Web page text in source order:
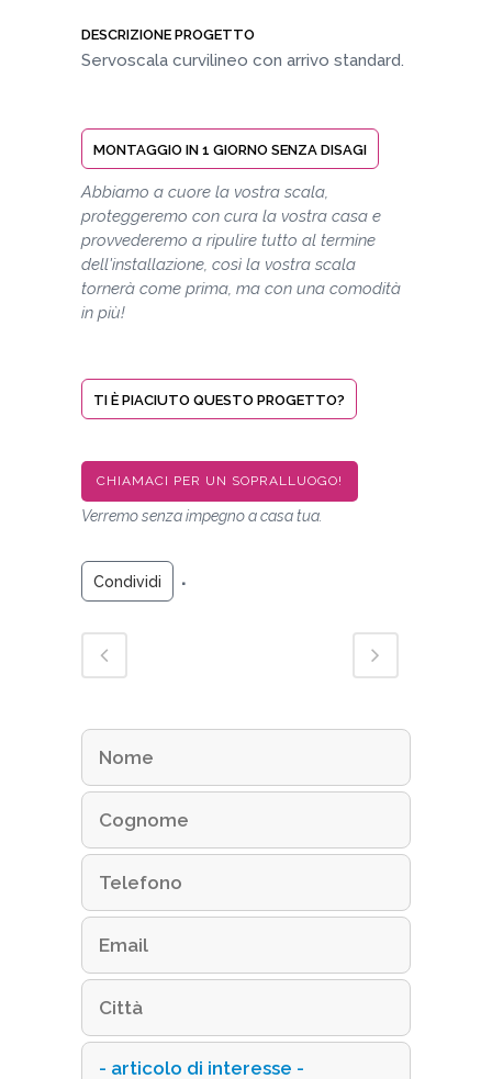
DESCRIZIONE PROGETTO
Servoscala curvilineo con arrivo standard.
MONTAGGIO IN 1 GIORNO SENZA DISAGI
Abbiamo a cuore la vostra scala,
proteggeremo con cura la vostra casa e
provvederemo a ripulire tutto al termine
dell'installazione, così la vostra scala
tornerà come prima, ma con una comodità
in più!
TI È PIACIUTO QUESTO PROGETTO?
CHIAMACI PER UN SOPRALLUOGO!
Verremo senza impegno a casa tua.
Condividi